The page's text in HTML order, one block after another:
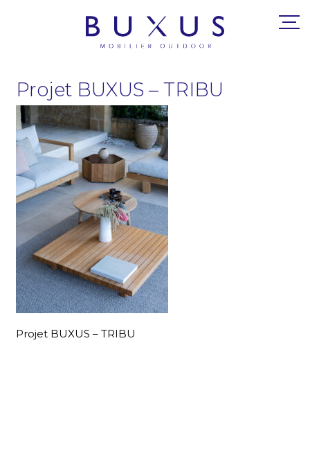
Projet BUXUS – TRIBU
Projet BUXUS – TRIBU